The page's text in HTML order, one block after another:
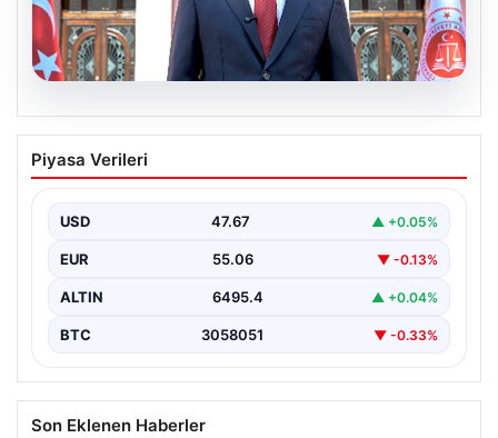
06.08.2026
Bakan Gürlek’ten Çerçeve Yasa
Açıklaması: “Tüm İşlemler Hukuk
Yürütülecek”
Adalet Bakanı Akın Gürlek, terörle mücadelede yeni bir
dönemi başlatacak çerçeve yasanın Meclis'te kabul…
Piyasa Verileri
USD 47.67 ▲ +0.05%
EUR 55.06 ▼ -0.13%
ALTIN 6495.4 ▲ +0.04%
BTC 3058051 ▼ -0.33%
Son Eklenen Haberler